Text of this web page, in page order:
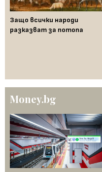
Защо всички народи
разказват за потопа
Money.bg